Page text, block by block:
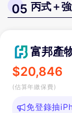
05 丙式＋
富邦產
$20,846
(估算年繳保費)
免登錄抽